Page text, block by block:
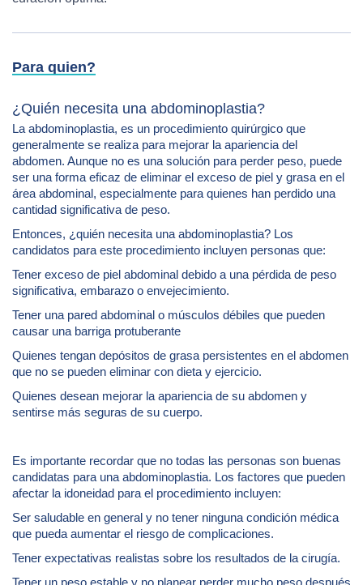
Para quien?
¿Quién necesita una abdominoplastia?
La abdominoplastia, es un procedimiento quirúrgico que
generalmente se realiza para mejorar la apariencia del
abdomen. Aunque no es una solución para perder peso, puede
ser una forma eficaz de eliminar el exceso de piel y grasa en el
área abdominal, especialmente para quienes han perdido una
cantidad significativa de peso.
Entonces, ¿quién necesita una abdominoplastia? Los
candidatos para este procedimiento incluyen personas que:
Tener exceso de piel abdominal debido a una pérdida de peso
significativa, embarazo o envejecimiento.
Tener una pared abdominal o músculos débiles que pueden
causar una barriga protuberante
Quienes tengan depósitos de grasa persistentes en el abdomen
que no se pueden eliminar con dieta y ejercicio.
Quienes desean mejorar la apariencia de su abdomen y
sentirse más seguras de su cuerpo.
Es importante recordar que no todas las personas son buenas
candidatas para una abdominoplastia. Los factores que pueden
afectar la idoneidad para el procedimiento incluyen:
Ser saludable en general y no tener ninguna condición médica
que pueda aumentar el riesgo de complicaciones.
Tener expectativas realistas sobre los resultados de la cirugía.
Tener un peso estable y no planear perder mucho peso después